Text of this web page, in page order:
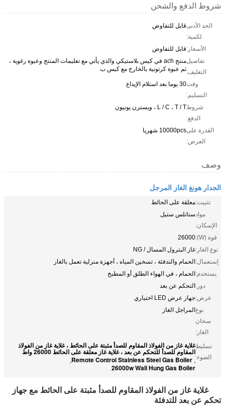
شروط الدفع والشحن
الحد الأدنى
لكمية:
قابل للتفاوض
الأسعار:قابل للتفاوض
تفاصيل
التغليف:
منتج ach في كيس بلاستيكي والذي يأتي مع تعليمات المنتج وعبوة رغوية ،
ثم عبوة كرتونية بالخارج مع كيس ب
وقت
التسليم:
30 يوما بعد استلام الإيداع
شروط
الدفع:
L / C ، T / T ، ويسترن يونيون
القدرة على
العرض:
10000pcs شهريا
وصف
الجدار هونغ الغاز المرجل
تثبيت:معلقة على الحائط
مواد
الإسكان:
ستانلس ستيل
قوة (W):
26000
نوع الغاز:غاز البترول المسال / NG
إستعمال:الحمام والتدفئة ، تسخين المياه ، أجهزة منزلية تعمل بالغاز
يستخدم:الحمام ، في الهواء الطلق أو المطبخ
دور:التحكم عن بعد
عرض:جهاز عرض LED اختياري
نوع
سخان
الغاز:
المراجل الغاز
تسليط
الضوء:
غلاية غاز من الفولاذ المقاوم للصدأ مثبتة على الحائط ، غلاية غاز من الفولاذ
المقاوم للصدأ للتحكم عن بعد ، غلاية غاز معلقة على الحائط 26000 واط
,
Remote Control Stainless Steel Gas Boiler
,
26000w Wall Hung Gas Boiler
غلاية غاز من الفولاذ المقاوم للصدأ مثبتة على الحائط مع جهاز
تحكم عن بعد للتدفئة